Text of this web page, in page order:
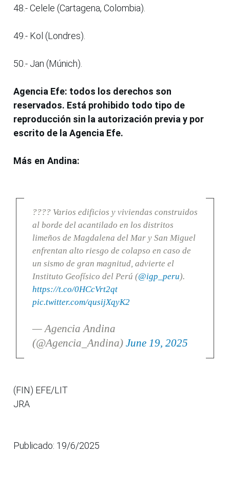
48.- Celele (Cartagena, Colombia).
49.- Kol (Londres).
50.- Jan (Múnich).
Agencia Efe: todos los derechos son
reservados. Está prohibido todo tipo de
reproducción sin la autorización previa y por
escrito de la Agencia Efe.
Más en Andina:
???? Varios edificios y viviendas construidos
al borde del acantilado en los distritos
limeños de Magdalena del Mar y San Miguel
enfrentan alto riesgo de colapso en caso de
un sismo de gran magnitud, advierte el
Instituto Geofísico del Perú (@igp_peru).
https://t.co/0HCcVrt2qt
pic.twitter.com/qusijXqyK2
— Agencia Andina
(@Agencia_Andina) June 19, 2025
(FIN) EFE/LIT
JRA
Publicado: 19/6/2025